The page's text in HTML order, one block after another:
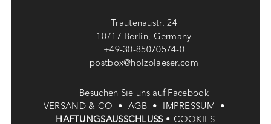
Trautenaustr. 24
10717 Berlin, Germany
+49-30-85070574-0
postbox@holzblaeser.com
Besuchen Sie uns auf Facebook
VERSAND & CO • AGB • IMPRESSUM •
HAFTUNGSAUSSCHLUSS • COOKIES